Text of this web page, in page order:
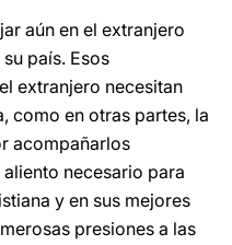
aún en el extranjero
país. Esos
extranjero necesitan
como en otras partes, la
acompañarlos
necesario para
y en sus mejores
presiones a las